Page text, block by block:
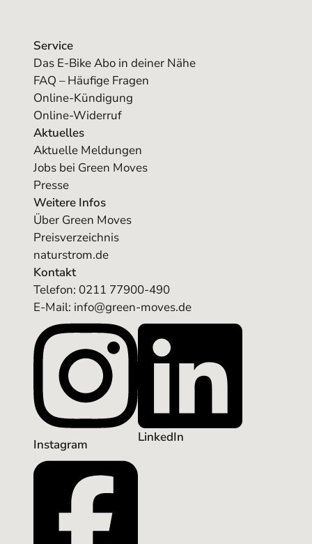
Service
Das E-Bike Abo in deiner Nähe
FAQ – Häufige Fragen
Online-Kündigung
Online-Widerruf
Aktuelles
Aktuelle Meldungen
Jobs bei Green Moves
Presse
Weitere Infos
Über Green Moves
Preisverzeichnis
naturstrom.de
Kontakt
Telefon: 0211 77900-490
E-Mail: info@green-moves.de
Instagram LinkedIn